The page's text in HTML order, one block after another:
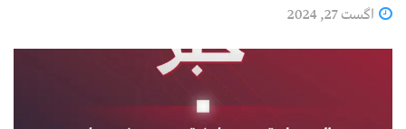
اگست 27, 2024